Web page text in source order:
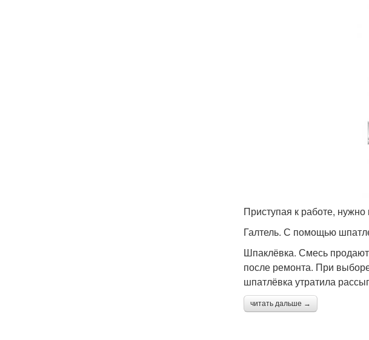
Приступая к работе,
Галтель. С помощью
Шпаклёвка. Смесь
после ремонта. При
шпатлёвка утратила
читать дальше →